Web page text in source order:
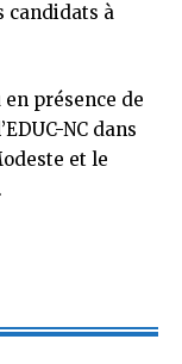
candidats à
présence de
NC dans
et le